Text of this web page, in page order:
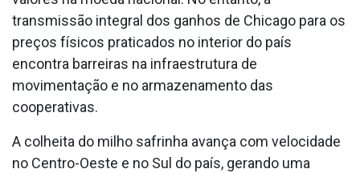
transmissão integral dos ganhos de Chicago para os
preços físicos praticados no interior do país
encontra barreiras na infraestrutura de
movimentação e no armazenamento das
cooperativas.
A colheita do milho safrinha avança com velocidade
no Centro-Oeste e no Sul do país, gerando uma